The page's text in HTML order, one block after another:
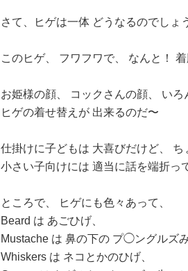
さて、ヒゲは一体 どうなるのでしょ
このヒゲ、 フワフワで、 なんと！
お姫様の顔、 コックさんの顔、 いろ
ヒゲの着せ替えが 出来るのだ〜
仕掛けに子どもは 大喜びだけど、
小さい子向けには 適当に話を端折っ
ところで、 ヒゲにも色々あって、
Beard は あごひげ、
Mustache は 鼻の下の プ◯ングルズ
Whiskers は ネコとかのひげ、